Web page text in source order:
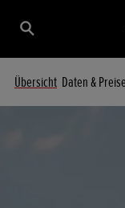
Übersicht Daten & Preise